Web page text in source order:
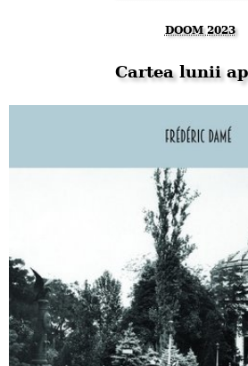
DOOM 2023
Cartea lunii